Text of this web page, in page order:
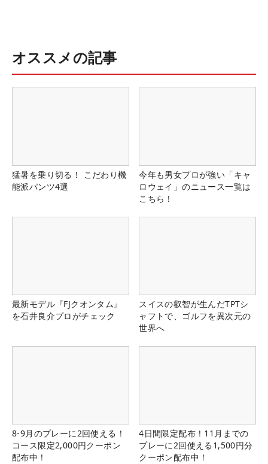
オススメの記事
猛暑を乗り切る！ こだわり機
能派パンツ4選
今年も男女プロが強い「キャ
ロウェイ」のニュース一覧は
こちら！
最新モデル『FJクオンタム』
を石井良介プロがチェック
スイスの叡智が生んだTPTシ
ャフトで、ゴルフを異次元の
世界へ
8-9月のプレーに2回使える！
コース限定2,000円クーポン
配布中！
4日間限定配布！11月までの
プレーに2回使える1,500円分
クーポン配布中！